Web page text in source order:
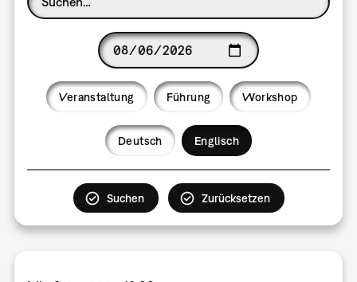
Veranstaltung Führung Workshop
Deutsch Englisch